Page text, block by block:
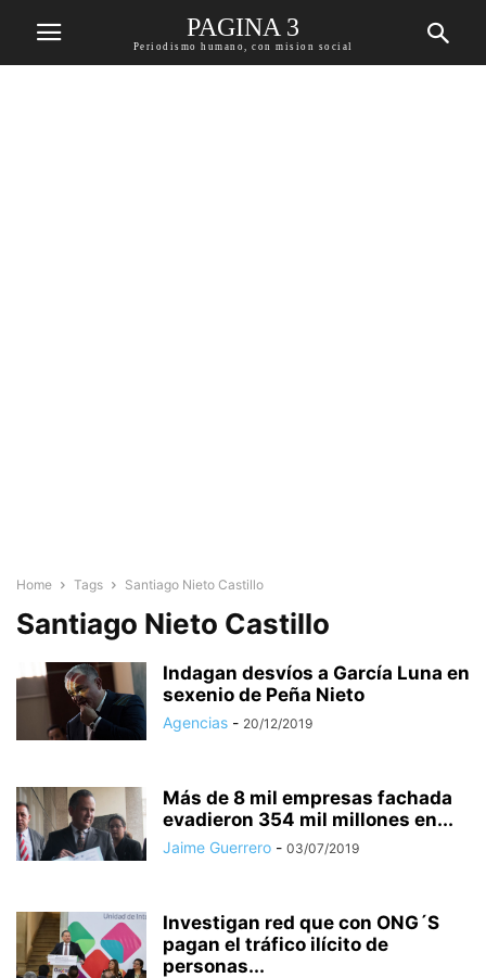
PAGINA 3
Periodismo humano, con mision social
Home Tags Santiago Nieto Castillo
Santiago Nieto Castillo
Indagan desvíos a García Luna en
sexenio de Peña Nieto
Agencias - 20/12/2019
Más de 8 mil empresas fachada
evadieron 354 mil millones en...
Jaime Guerrero - 03/07/2019
Investigan red que con ONG´S
pagan el tráfico ilícito de
personas...